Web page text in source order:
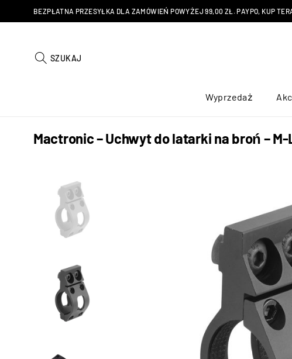
BEZPŁATNA PRZESYŁKA DLA ZAMÓWIEŃ POWYŻEJ 99,00 ZŁ. PAYPO, KUP
SZUKAJ
Wyprzedaż
Mactronic – Uchwyt do latarki na broń – M-